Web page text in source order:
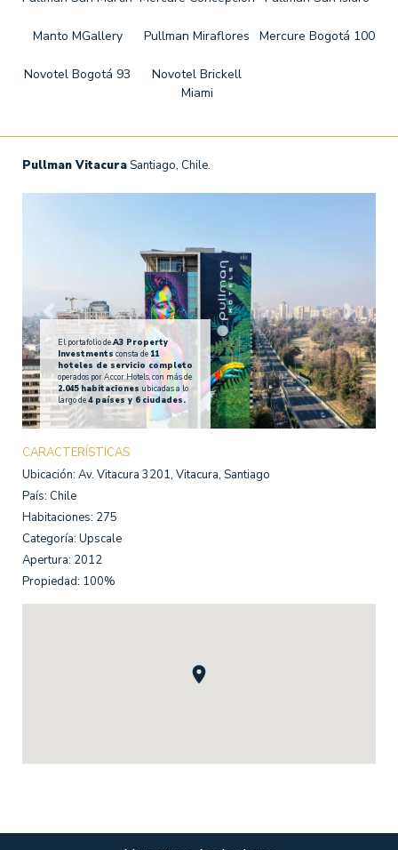
El portafolio deA3 Property
Investments consta de11
hoteles de servicio completo
operados por Accor Hotels, con más de
2.045 habitaciones ubicadas a lo
largo de4 países y 6 ciudades.
Manto MGallery Pullman Miraflores Mercure Bogotá 100
Novotel Bogotá 93
Novotel Brickell
Miami
Pullman VitacuraSantiago, Chile.
Previous Next
CARACTERÍSTICAS
Ubicación: Av. Vitacura 3201, Vitacura, Santiago
País: Chile
Habitaciones: 275
Categoría: Upscale
Apertura: 2012
Propiedad: 100%